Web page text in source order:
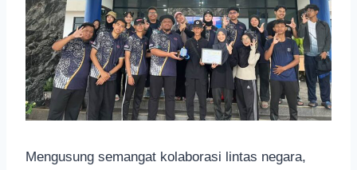
Mengusung semangat kolaborasi lintas negara,